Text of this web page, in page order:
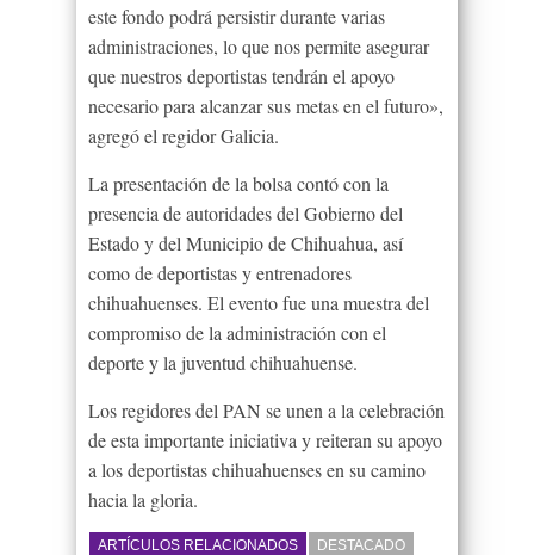
este fondo podrá persistir durante varias
administraciones, lo que nos permite asegurar
que nuestros deportistas tendrán el apoyo
necesario para alcanzar sus metas en el futuro»,
agregó el regidor Galicia.
La presentación de la bolsa contó con la
presencia de autoridades del Gobierno del
Estado y del Municipio de Chihuahua, así
como de deportistas y entrenadores
chihuahuenses. El evento fue una muestra del
compromiso de la administración con el
deporte y la juventud chihuahuense.
Los regidores del PAN se unen a la celebración
de esta importante iniciativa y reiteran su apoyo
a los deportistas chihuahuenses en su camino
hacia la gloria.
ARTÍCULOS RELACIONADOS DESTACADO